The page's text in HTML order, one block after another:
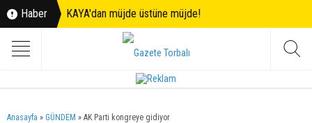
Haber KAYA'dan müjde üstüne müjde!
Anasayfa » GÜNDEM » AK Parti kongreye gidiyor